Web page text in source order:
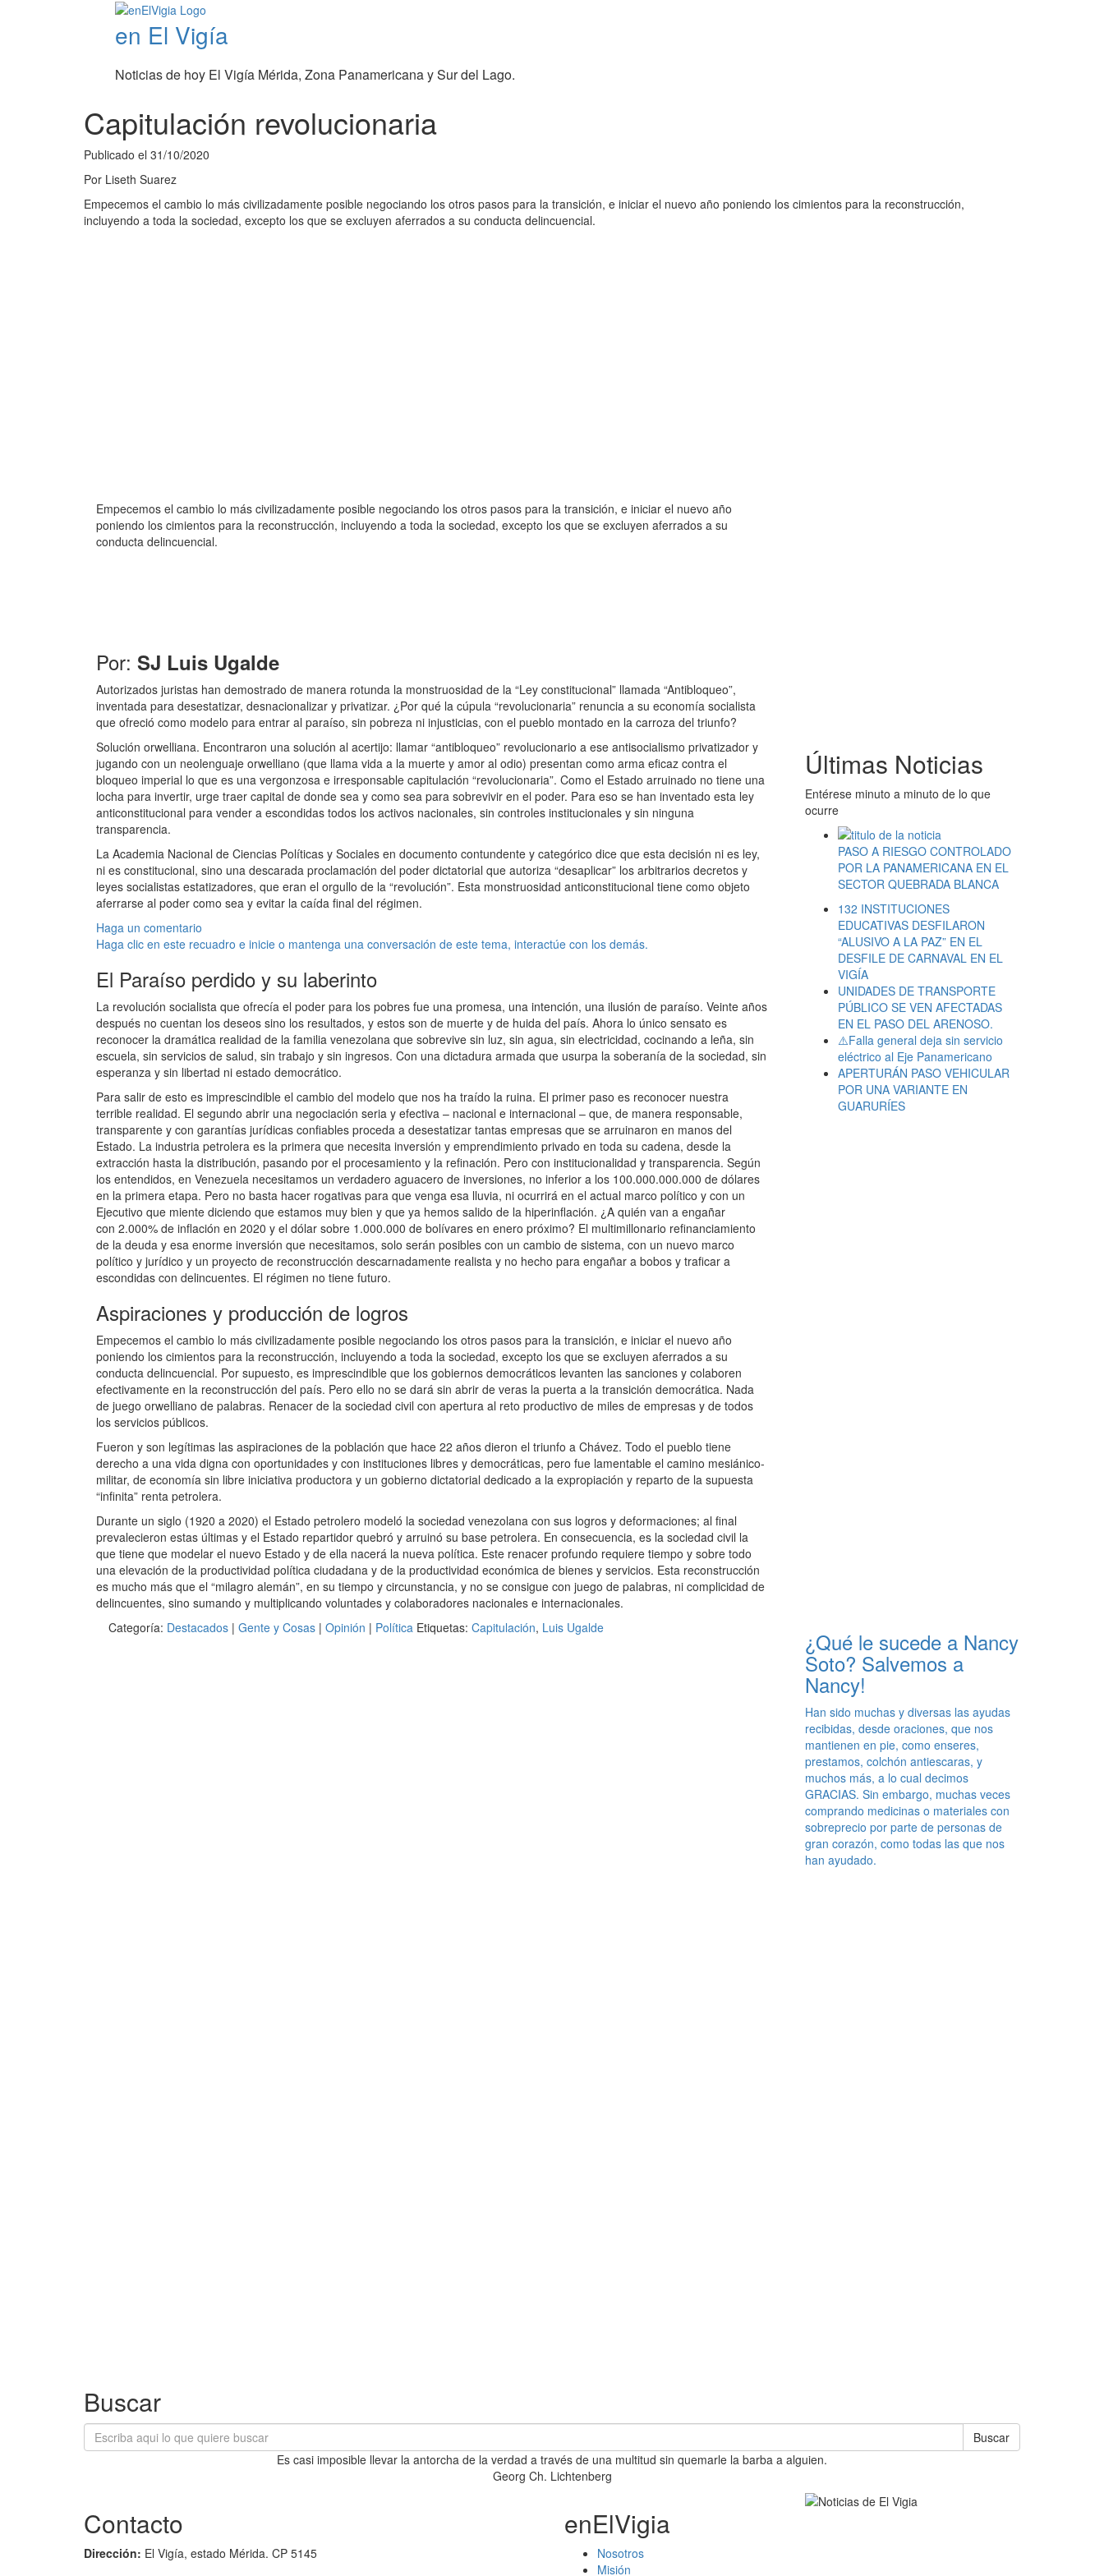
en El Vigía
Noticias de hoy El Vigía Mérida, Zona Panamericana y Sur del Lago.
Capitulación revolucionaria
Publicado el 31/10/2020
Por Liseth Suarez
Empecemos el cambio lo más civilizadamente posible negociando los otros pasos para la transición, e iniciar el nuevo año poniendo los cimientos para la reconstrucción,
incluyendo a toda la sociedad, excepto los que se excluyen aferrados a su conducta delincuencial.
Empecemos el cambio lo más civilizadamente posible negociando los otros pasos para la transición, e iniciar el nuevo año
poniendo los cimientos para la reconstrucción, incluyendo a toda la sociedad, excepto los que se excluyen aferrados a su
conducta delincuencial.
Por: SJ Luis Ugalde
Autorizados juristas han demostrado de manera rotunda la monstruosidad de la “Ley constitucional” llamada “Antibloqueo”,
inventada para desestatizar, desnacionalizar y privatizar. ¿Por qué la cúpula “revolucionaria” renuncia a su economía socialista
que ofreció como modelo para entrar al paraíso, sin pobreza ni injusticias, con el pueblo montado en la carroza del triunfo?
Solución orwelliana. Encontraron una solución al acertijo: llamar “antibloqueo” revolucionario a ese antisocialismo privatizador y
jugando con un neolenguaje orwelliano (que llama vida a la muerte y amor al odio) presentan como arma eficaz contra el
bloqueo imperial lo que es una vergonzosa e irresponsable capitulación “revolucionaria”. Como el Estado arruinado no tiene una
locha para invertir, urge traer capital de donde sea y como sea para sobrevivir en el poder. Para eso se han inventado esta ley
anticonstitucional para vender a escondidas todos los activos nacionales, sin controles institucionales y sin ninguna
transparencia.
La Academia Nacional de Ciencias Políticas y Sociales en documento contundente y categórico dice que esta decisión ni es ley,
ni es constitucional, sino una descarada proclamación del poder dictatorial que autoriza “desaplicar” los arbitrarios decretos y
leyes socialistas estatizadores, que eran el orgullo de la “revolución”. Esta monstruosidad anticonstitucional tiene como objeto
aferrarse al poder como sea y evitar la caída final del régimen.
Haga un comentario
Haga clic en este recuadro e inicie o mantenga una conversación de este tema, interactúe con los demás.
El Paraíso perdido y su laberinto
La revolución socialista que ofrecía el poder para los pobres fue una promesa, una intención, una ilusión de paraíso. Veinte años
después no cuentan los deseos sino los resultados, y estos son de muerte y de huida del país. Ahora lo único sensato es
reconocer la dramática realidad de la familia venezolana que sobrevive sin luz, sin agua, sin electricidad, cocinando a leña, sin
escuela, sin servicios de salud, sin trabajo y sin ingresos. Con una dictadura armada que usurpa la soberanía de la sociedad, sin
esperanza y sin libertad ni estado democrático.
Para salir de esto es imprescindible el cambio del modelo que nos ha traído la ruina. El primer paso es reconocer nuestra
terrible realidad. El segundo abrir una negociación seria y efectiva – nacional e internacional – que, de manera responsable,
transparente y con garantías jurídicas confiables proceda a desestatizar tantas empresas que se arruinaron en manos del
Estado. La industria petrolera es la primera que necesita inversión y emprendimiento privado en toda su cadena, desde la
extracción hasta la distribución, pasando por el procesamiento y la refinación. Pero con institucionalidad y transparencia. Según
los entendidos, en Venezuela necesitamos un verdadero aguacero de inversiones, no inferior a los 100.000.000.000 de dólares
en la primera etapa. Pero no basta hacer rogativas para que venga esa lluvia, ni ocurrirá en el actual marco político y con un
Ejecutivo que miente diciendo que estamos muy bien y que ya hemos salido de la hiperinflación. ¿A quién van a engañar
con 2.000% de inflación en 2020 y el dólar sobre 1.000.000 de bolívares en enero próximo? El multimillonario refinanciamiento
de la deuda y esa enorme inversión que necesitamos, solo serán posibles con un cambio de sistema, con un nuevo marco
político y jurídico y un proyecto de reconstrucción descarnadamente realista y no hecho para engañar a bobos y traficar a
escondidas con delincuentes. El régimen no tiene futuro.
Aspiraciones y producción de logros
Empecemos el cambio lo más civilizadamente posible negociando los otros pasos para la transición, e iniciar el nuevo año
poniendo los cimientos para la reconstrucción, incluyendo a toda la sociedad, excepto los que se excluyen aferrados a su
conducta delincuencial. Por supuesto, es imprescindible que los gobiernos democráticos levanten las sanciones y colaboren
efectivamente en la reconstrucción del país. Pero ello no se dará sin abrir de veras la puerta a la transición democrática. Nada
de juego orwelliano de palabras. Renacer de la sociedad civil con apertura al reto productivo de miles de empresas y de todos
los servicios públicos.
Fueron y son legítimas las aspiraciones de la población que hace 22 años dieron el triunfo a Chávez. Todo el pueblo tiene
derecho a una vida digna con oportunidades y con instituciones libres y democráticas, pero fue lamentable el camino mesiánico-
militar, de economía sin libre iniciativa productora y un gobierno dictatorial dedicado a la expropiación y reparto de la supuesta
“infinita” renta petrolera.
Durante un siglo (1920 a 2020) el Estado petrolero modeló la sociedad venezolana con sus logros y deformaciones; al final
prevalecieron estas últimas y el Estado repartidor quebró y arruinó su base petrolera. En consecuencia, es la sociedad civil la
que tiene que modelar el nuevo Estado y de ella nacerá la nueva política. Este renacer profundo requiere tiempo y sobre todo
una elevación de la productividad política ciudadana y de la productividad económica de bienes y servicios. Esta reconstrucción
es mucho más que el “milagro alemán”, en su tiempo y circunstancia, y no se consigue con juego de palabras, ni complicidad de
delincuentes, sino sumando y multiplicando voluntades y colaboradores nacionales e internacionales.
Categoría: Destacados | Gente y Cosas | Opinión | Política Etiquetas: Capitulación, Luis Ugalde
Últimas Noticias
Entérese minuto a minuto de lo que
ocurre
PASO A RIESGO CONTROLADO
POR LA PANAMERICANA EN EL
SECTOR QUEBRADA BLANCA
132 INSTITUCIONES
EDUCATIVAS DESFILARON
“ALUSIVO A LA PAZ” EN EL
DESFILE DE CARNAVAL EN EL
VIGÍA
UNIDADES DE TRANSPORTE
PÚBLICO SE VEN AFECTADAS
EN EL PASO DEL ARENOSO.
⚠️Falla general deja sin servicio
eléctrico al Eje Panamericano
APERTURÁN PASO VEHICULAR
POR UNA VARIANTE EN
GUARURÍES
¿Qué le sucede a Nancy
Soto? Salvemos a
Nancy!
Han sido muchas y diversas las ayudas
recibidas, desde oraciones, que nos
mantienen en pie, como enseres,
prestamos, colchón antiescaras, y
muchos más, a lo cual decimos
GRACIAS. Sin embargo, muchas veces
comprando medicinas o materiales con
sobreprecio por parte de personas de
gran corazón, como todas las que nos
han ayudado.
Buscar
Buscar
Es casi imposible llevar la antorcha de la verdad a través de una multitud sin quemarle la barba a alguien.
Georg Ch. Lichtenberg
Contacto
Dirección: El Vigía, estado Mérida. CP 5145
enElVigia
Nosotros
Misión